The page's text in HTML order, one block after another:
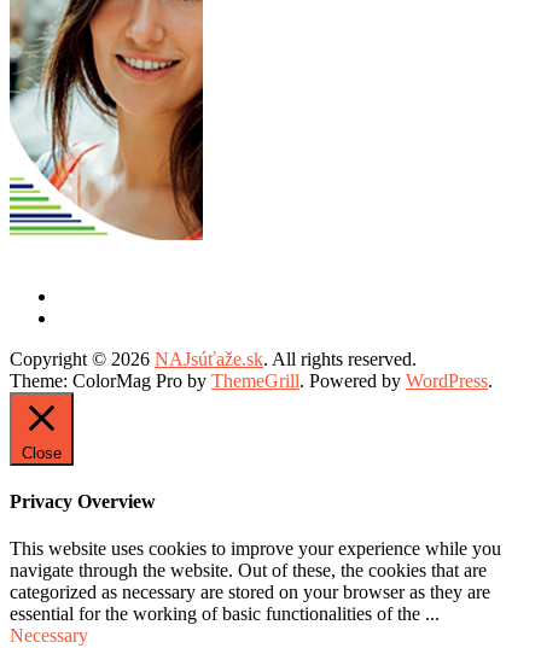
Copyright © 2026 NAJsúťaže.sk. All rights reserved.
Theme: ColorMag Pro by ThemeGrill. Powered by WordPress.
Close
Privacy Overview
This website uses cookies to improve your experience while you
navigate through the website. Out of these, the cookies that are
categorized as necessary are stored on your browser as they are
essential for the working of basic functionalities of the ...
Necessary